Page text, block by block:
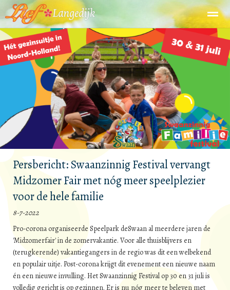
Home Zoeken Nieuws Agenda
Persbericht: Swaanzinnig Festival vervangt
Midzomer Fair met nóg meer speelplezier
voor de hele familie
8-7-2022
Pro-corona organiseerde Speelpark deSwaan al meerdere jaren de
'Midzomerfair' in de zomervakantie. Voor alle thuisblijvers en
(terugkerende) vakantiegangers in de regio was dit een welbekend
en populair uitje. Post-corona krijgt dit evenement een nieuwe naam
én een nieuwe invulling. Het Swaanzinnig Festival op 30 en 31 juli is
volledig gericht is op gezinnen. Er is nu nóg meer te beleven met